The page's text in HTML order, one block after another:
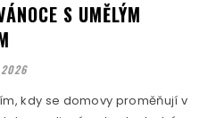
S UMĚLÝM
kdy se domovy proměňují v